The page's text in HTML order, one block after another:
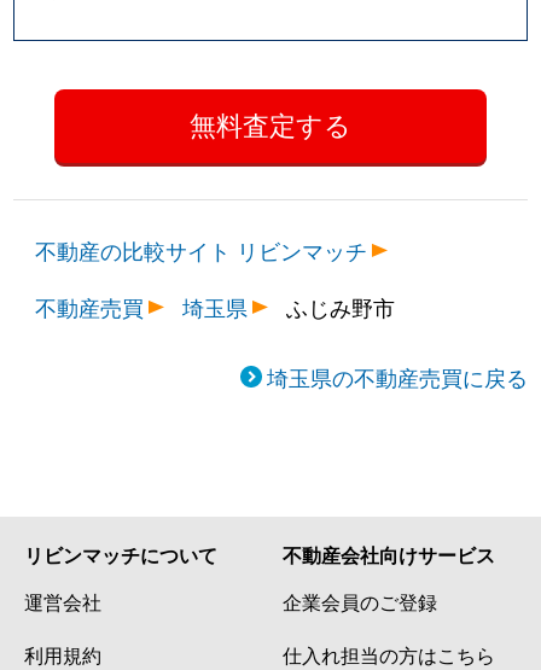
不動産の比較サイト リビンマッチ
不動産売買
埼玉県 ふじみ野市
埼玉県の不動産売買に戻る
リビンマッチについて
運営会社
利用規約
不動産会社向けサービス
企業会員のご登録
仕入れ担当の方はこちら